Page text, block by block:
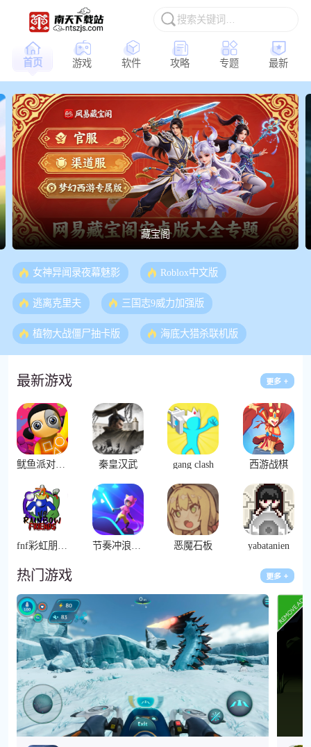
首页 游戏 软件 攻略 专题 最新
三角洲行动
女神异闻录夜幕魅影 Roblox中文版
逃离克里夫 三国志9威力加强版
植物大战僵尸抽卡版 海底大猎杀联机版
最新游戏
鱿鱼派对(Squid Party) 秦皇汉武 gang clash 西游战棋
恶魔石板 yabatanien
热门游戏